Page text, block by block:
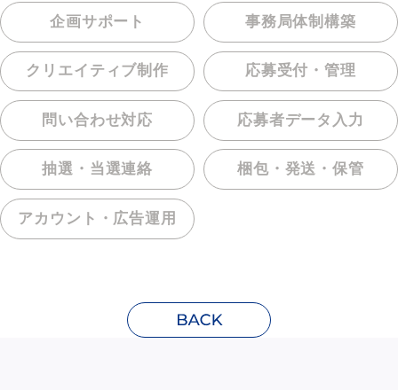
企画サポート 事務局体制構築
クリエイティブ制作 応募受付・管理
問い合わせ対応 応募者データ入力
抽選・当選連絡 梱包・発送・保管
アカウント・ 広告運用